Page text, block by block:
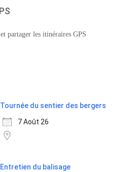
partager les itinéraires GPS
Tournée du sentier des bergers
7 Août 26
Entretien du balisage